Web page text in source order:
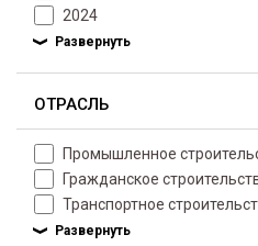
2024
ОТРАСЛЬ
Промышленное
Гражданское
Транспортное